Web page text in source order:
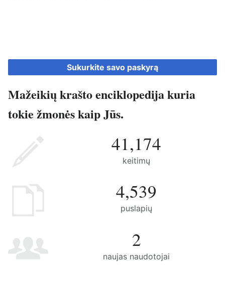
Sukurkite savo paskyrą
Mažeikių krašto enciklopedija kuria
tokie žmonės kaip Jūs.
41,174
keitimų
4,539
puslapių
2
naujas naudotojai